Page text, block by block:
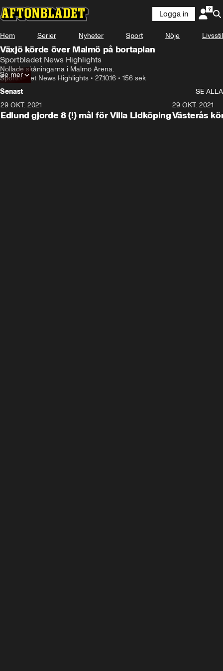
Logga in
Hem Serier Nyheter Sport Nöje Livsstil
Växjö körde över Malmö på bortaplan
Sportbladet News Highlights
Nollade skåningarna i Malmö Arena.
Sportbladet News Highlights • 27.10.16 • 156 sek
Se mer
Senast
SE ALLA
29 OKT. 2021
Edlund gjorde 8 (!) mål för Villa Lidköping
29 OKT. 2021
Västerås